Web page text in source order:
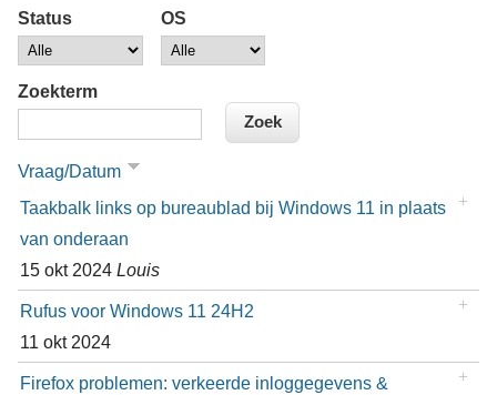
Status OS
Zoekterm
Vraag/Datum
Taakbalk links op bureaublad bij Windows 11 in plaats
van onderaan
15 okt 2024 Louis
Rufus voor Windows 11 24H2
11 okt 2024
Firefox problemen: verkeerde inloggegevens &